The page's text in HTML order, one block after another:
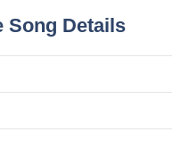
Song Details